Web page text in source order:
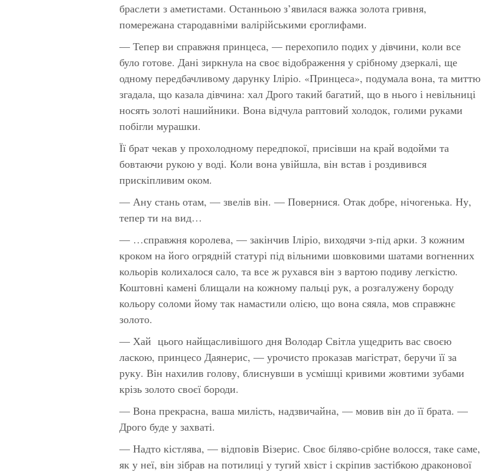
браслети з аметистами. Останньою з’явилася важка золота гривня,
помережана стародавніми валірійськими єроглифами.
— Тепер ви справжня принцеса, — перехопило подих у дівчини, коли все
було готове. Дані зиркнула на своє відображення у срібному дзеркалі, ще
одному передбачливому дарунку Іліріо. «Принцеса», подумала вона, та миттю
згадала, що казала дівчина: хал Дрого такий багатий, що в нього і невільниці
носять золоті нашийники. Вона відчула раптовий холодок, голими руками
побігли мурашки.
Її брат чекав у прохолодному передпокої, присівши на край водойми та
бовтаючи рукою у воді. Коли вона увійшла, він встав і роздивився
прискіпливим оком.
— Ану стань отам, — звелів він. — Повернися. Отак добре, нічогенька. Ну,
тепер ти на вид…
— …справжня королева, — закінчив Іліріо, виходячи з-під арки. З кожним
кроком на його огрядній статурі під вільними шовковими шатами вогненних
кольорів колихалося сало, та все ж рухався він з вартою подиву легкістю.
Коштовні камені блищали на кожному пальці рук, а розгалужену бороду
кольору соломи йому так намастили олією, що вона сяяла, мов справжнє
золото.
— Хай цього найщасливішого дня Володар Світла ущедрить вас своєю
ласкою, принцесо Даянерис, — урочисто проказав магістрат, беручи її за
руку. Він нахилив голову, блиснувши в усмішці кривими жовтими зубами
крізь золото своєї бороди.
— Вона прекрасна, ваша милість, надзвичайна, — мовив він до її брата. —
Дрого буде у захваті.
— Надто кістлява, — відповів Візерис. Своє біляво-срібне волосся, таке саме,
як у неї, він зібрав на потилиці у тугий хвіст і скріпив застібкою драконової